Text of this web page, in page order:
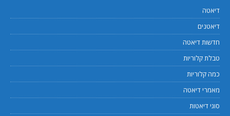
דיאטה
דיאטנים
חדשות דיאטה
טבלת קלוריות
כמה קלוריות
מאמרי דיאטה
סוגי דיאטות